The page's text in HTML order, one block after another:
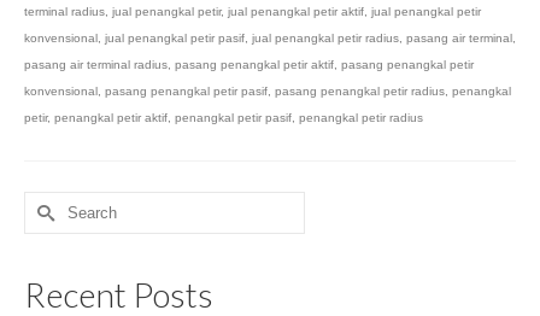
terminal radius jual penangkal petir, jual penangkal petir aktif jual penangkal petir
konvensional jual penangkal petir pasif jual penangkal petir radius pasang air terminal
pasang air terminal radius pasang penangkal petir aktif pasang penangkal petir
konvensional pasang penangkal petir pasif pasang penangkal petir radius penangkal
petir, penangkal petir aktif penangkal petir pasif penangkal petir radius
Search
for:
Recent Posts